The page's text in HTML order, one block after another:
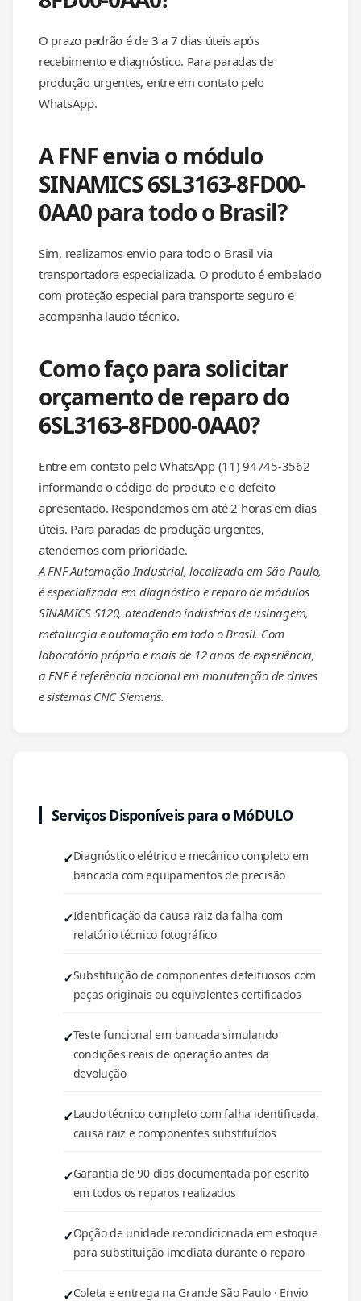
O prazo padrão é de 3 a 7 dias úteis após
recebimento e diagnóstico. Para paradas de
produção urgentes, entre em contato pelo
WhatsApp.
A FNF envia o módulo
SINAMICS 6SL3163-8FD00-
0AA0 para todo o Brasil?
Sim, realizamos envio para todo o Brasil via
transportadora especializada. O produto é embalado
com proteção especial para transporte seguro e
acompanha laudo técnico.
Como faço para solicitar
orçamento de reparo do
6SL3163-8FD00-0AA0?
Entre em contato pelo WhatsApp (11) 94745-3562
informando o código do produto e o defeito
apresentado. Respondemos em até 2 horas em dias
úteis. Para paradas de produção urgentes,
atendemos com prioridade.
A FNF Automação Industrial, localizada em São Paulo,
é especializada em diagnóstico e reparo de módulos
SINAMICS S120, atendendo indústrias de usinagem,
metalurgia e automação em todo o Brasil. Com
laboratório próprio e mais de 12 anos de experiência,
a FNF é referência nacional em manutenção de drives
e sistemas CNC Siemens.
Serviços Disponíveis para o MóDULO
Diagnóstico elétrico e mecânico completo em
bancada com equipamentos de precisão
Identificação da causa raiz da falha com
relatório técnico fotográfico
Substituição de componentes defeituosos com
peças originais ou equivalentes certificados
Teste funcional em bancada simulando
condições reais de operação antes da
devolução
Laudo técnico completo com falha identificada,
causa raiz e componentes substituídos
Garantia de 90 dias documentada por escrito
em todos os reparos realizados
Opção de unidade recondicionada em estoque
para substituição imediata durante o reparo
Coleta e entrega na Grande São Paulo · Envio